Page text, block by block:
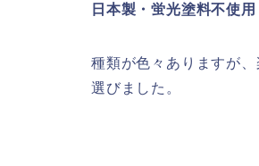
日本製・蛍光塗料不使
種類が色々ありますが
選びました。